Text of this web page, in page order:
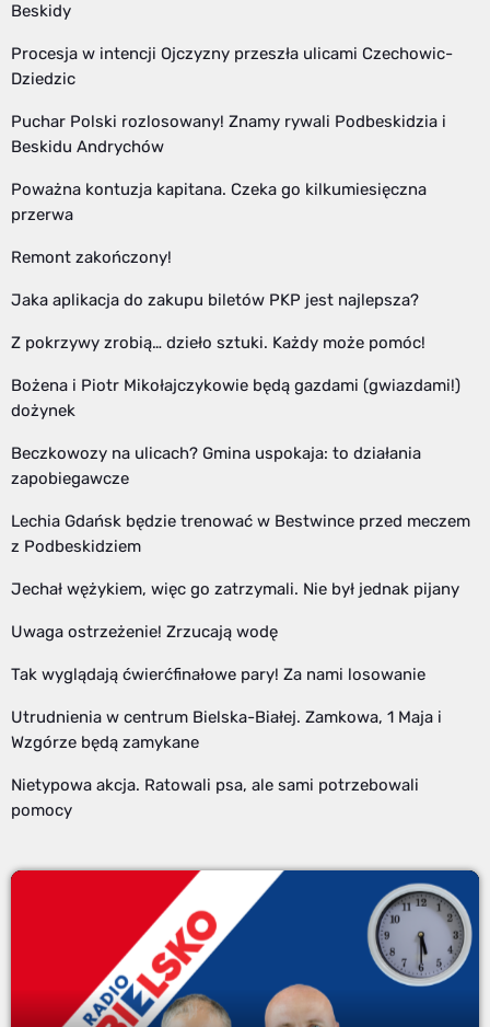
Beskidy
Procesja w intencji Ojczyzny przeszła ulicami Czechowic-
Dziedzic
Puchar Polski rozlosowany! Znamy rywali Podbeskidzia i
Beskidu Andrychów
Poważna kontuzja kapitana. Czeka go kilkumiesięczna
przerwa
Remont zakończony!
Jaka aplikacja do zakupu biletów PKP jest najlepsza?
Z pokrzywy zrobią… dzieło sztuki. Każdy może pomóc!
Bożena i Piotr Mikołajczykowie będą gazdami (gwiazdami!)
dożynek
Beczkowozy na ulicach? Gmina uspokaja: to działania
zapobiegawcze
Lechia Gdańsk będzie trenować w Bestwince przed meczem
z Podbeskidziem
Jechał wężykiem, więc go zatrzymali. Nie był jednak pijany
Uwaga ostrzeżenie! Zrzucają wodę
Tak wyglądają ćwierćfinałowe pary! Za nami losowanie
Utrudnienia w centrum Bielska-Białej. Zamkowa, 1 Maja i
Wzgórze będą zamykane
Nietypowa akcja. Ratowali psa, ale sami potrzebowali
pomocy